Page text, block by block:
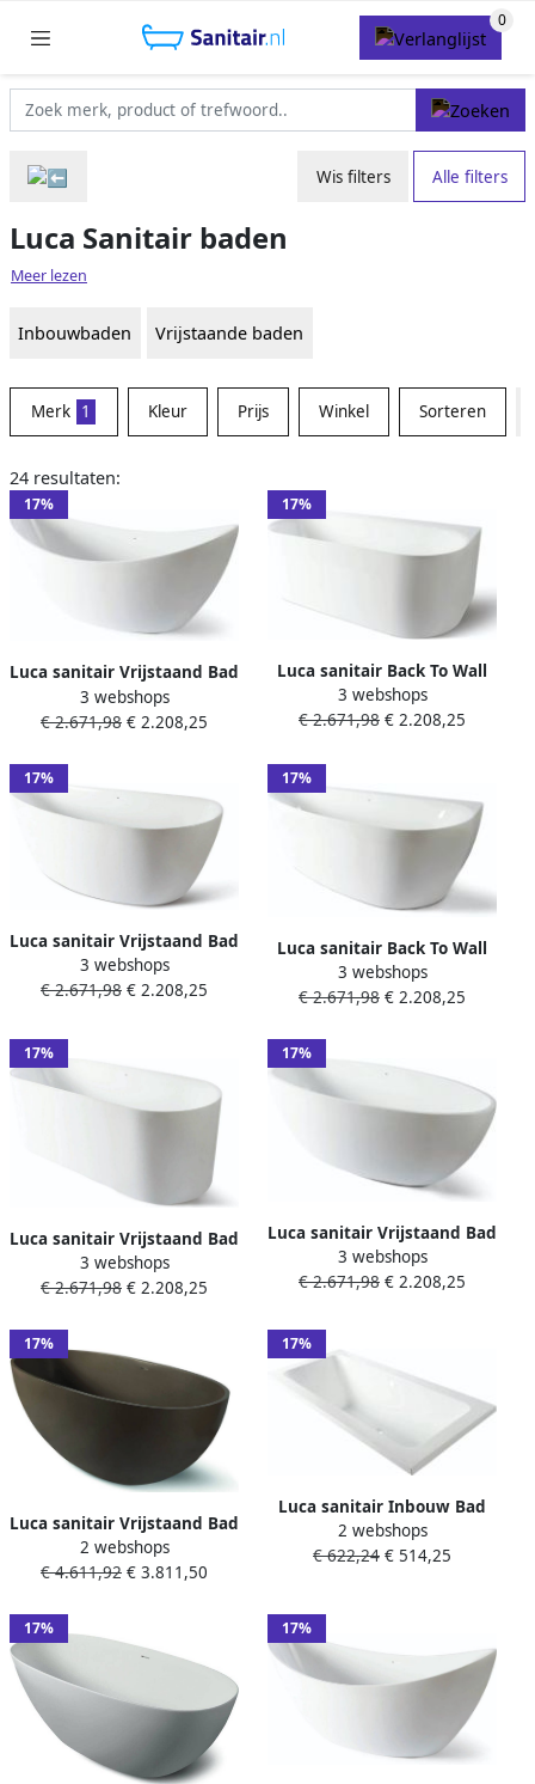
Wis filters Alle filters
Luca Sanitair baden
Meer lezen
Inbouwbaden Vrijstaande baden
Merk 1 Kleur Prijs Winkel Sorteren
24 resultaten:
17%
Luca sanitair Vrijstaand Bad
Primo Acryl 180x80x77 cm
Incl. Afvoerset Glans Wit
3 webshops
€ 2.671,98 € 2.208,25
17%
Luca sanitair Back To Wall
Bad Primo Acryl 170x80x60
cm Incl. Afvoerset Glans Wit
3 webshops
€ 2.671,98 € 2.208,25
17%
Luca sanitair Vrijstaand Bad
Primo Acryl 170x78x60 cm
260L Incl. Afvoerset Glans
3 webshops
€ 2.671,98 € 2.208,25
17%
Luca sanitair Back To Wall
Bad Primo Acryl 170x78x60
cm Incl. Afvoerset Glans Wit
3 webshops
€ 2.671,98 € 2.208,25
17%
Luca sanitair Vrijstaand Bad
Primo Acryl 170x71x60 cm
Incl. Afvoerset Glans Wit
3 webshops
€ 2.671,98 € 2.208,25
17%
Luca sanitair Vrijstaand Bad
Primo Acryl 170x80x58 cm
Incl. Afvoerset Glans Wit
3 webshops
€ 2.671,98 € 2.208,25
17%
Luca sanitair Vrijstaand Bad
Vasca Solid Surface
180x80x60 cm incl.
2 webshops
€ 4.611,92 € 3.811,50
17%
Luca sanitair Inbouw Bad
Primo Acryl 169x74x45 cm
Zonder Afvoerset incl.
2 webshops
€ 622,24 € 514,25
17% 17%